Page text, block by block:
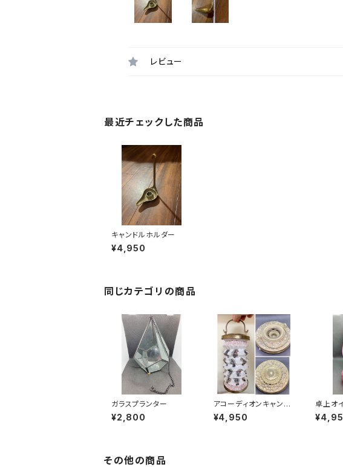
レビュー
最近チェックした商品
キャンドルホルダー
¥4,950
同じカテゴリの商品
ガラスプランター
¥2,800
アコーディオンキャンド
ルスタンド
¥4,950
卓上オ
その他の商品